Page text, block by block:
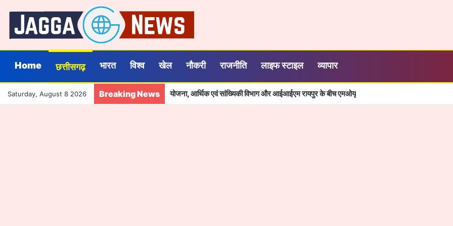
Home छत्तीसगढ़ भारत विश्व खेल नौकरी राजनीति लाइफ स्टाइल व्यापार
Saturday, August 8 2026 Breaking News योजना, आर्थिक एवं सांख्यिकी विभाग और आईआईएम रायपुर के बीच एमओयू